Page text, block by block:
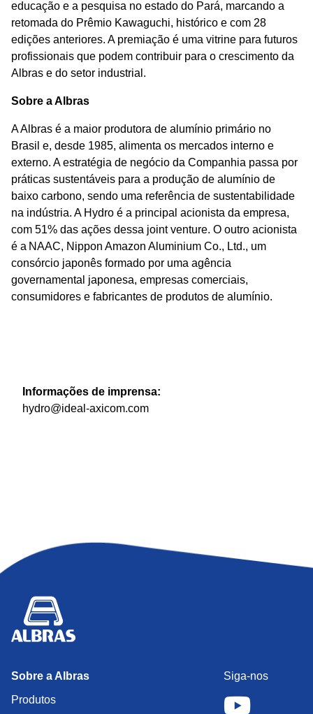
educação e a pesquisa no estado do Pará, marcando a
retomada do Prêmio Kawaguchi, histórico e com 28
edições anteriores. A premiação é uma vitrine para futuros
profissionais que podem contribuir para o crescimento da
Albras e do setor industrial.
Sobre a Albras
A Albras é a maior produtora de alumínio primário no
Brasil e, desde 1985, alimenta os mercados interno e
externo. A estratégia de negócio da Companhia passa por
práticas sustentáveis para a produção de alumínio de
baixo carbono, sendo uma referência de sustentabilidade
na indústria. A Hydro é a principal acionista da empresa,
com 51% das ações dessa joint venture. O outro acionista
é a NAAC, Nippon Amazon Aluminium Co., Ltd., um
consórcio japonês formado por uma agência
governamental japonesa, empresas comerciais,
consumidores e fabricantes de produtos de alumínio.
Informações de imprensa:
hydro@ideal-axicom.com
Sobre a Albras
Produtos
Siga-nos